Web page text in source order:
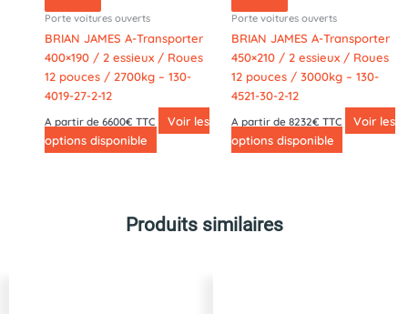
Porte voitures ouverts
BRIAN JAMES A-Transporter
400×190 / 2 essieux / Roues
12 pouces / 2700kg – 130-
4019-27-2-12
A partir de 6600€ TTC
Voir les
options disponible
Porte voitures ouverts
BRIAN JAMES A-Transporter
450×210 / 2 essieux / Roues
12 pouces / 3000kg – 130-
4521-30-2-12
A partir de 8232€ TTC
Voir les
options disponible
Produits similaires